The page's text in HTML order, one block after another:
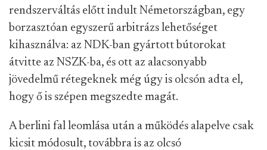
rendszerváltás előtt indult Németországban, egy
borzasztóan egyszerű arbitrázs lehetőséget
kihasználva: az NDK-ban gyártott bútorokat
átvitte az NSZK-ba, és ott az alacsonyabb
jövedelmű rétegeknek még úgy is olcsón adta el,
hogy ő is szépen megszedte magát.
A berlini fal leomlása után a működés alapelve csak
kicsit módosult, továbbra is az olcsó